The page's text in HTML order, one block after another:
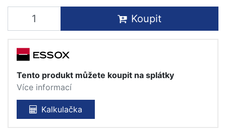
Koupit
Tento produkt můžete koupit na splátky
Více informací
Kalkulačka